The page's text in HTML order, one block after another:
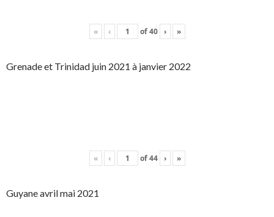
« ‹ of40 › »
Grenade et Trinidad juin 2021 à janvier 2022
« ‹ of44 › »
Guyane avril mai 2021